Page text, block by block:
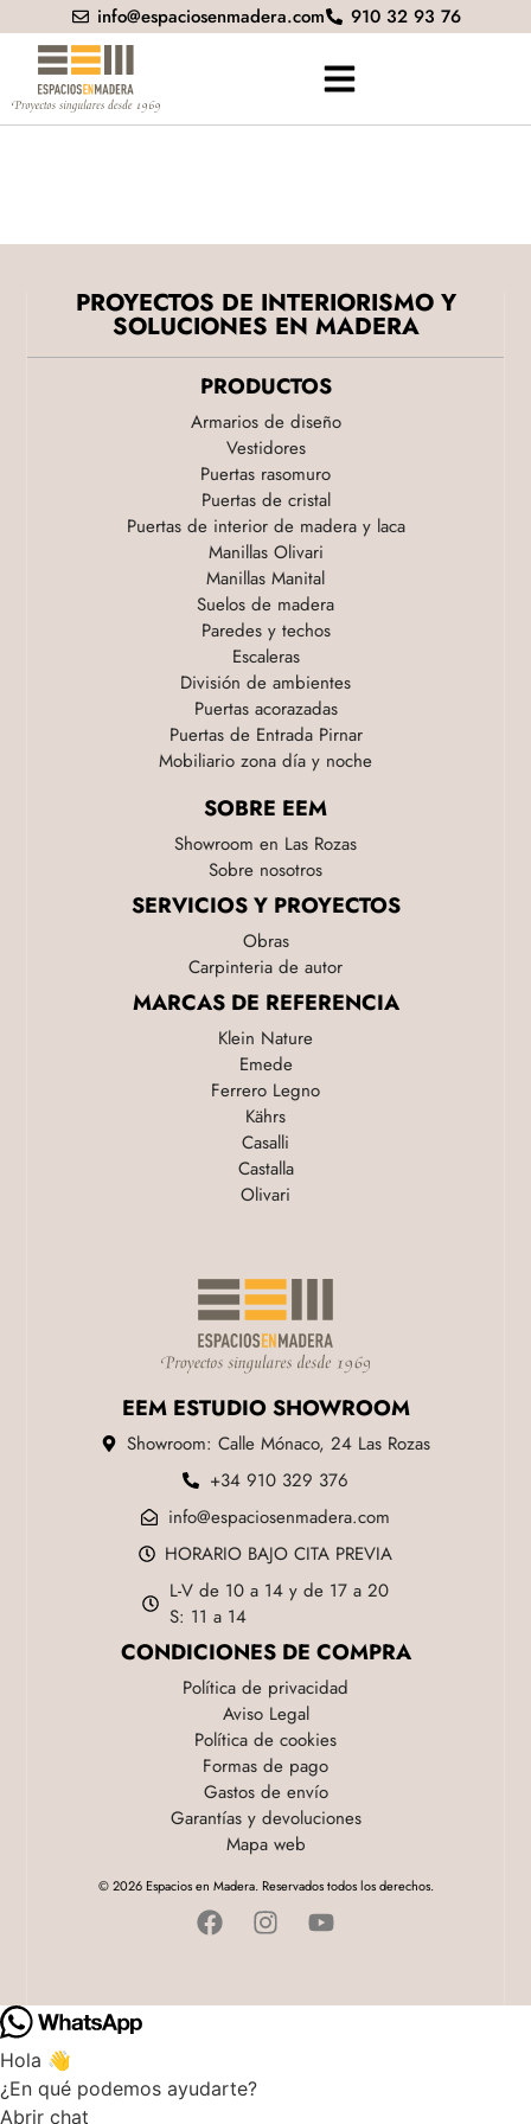
info@espaciosenmadera.com 910 32 93 76
PROYECTOS DE INTERIORISMO Y
SOLUCIONES EN MADERA
PRODUCTOS
Armarios de diseño
Vestidores
Puertas rasomuro
Puertas de cristal
Puertas de interior de madera y laca
Manillas Olivari
Manillas Manital
Suelos de madera
Paredes y techos
Escaleras
División de ambientes
Puertas acorazadas
Puertas de Entrada Pirnar
Mobiliario zona día y noche
SOBRE EEM
Showroom en Las Rozas
Sobre nosotros
SERVICIOS Y PROYECTOS
Obras
Carpinteria de autor
MARCAS DE REFERENCIA
Klein Nature
Emede
Ferrero Legno
Kährs
Casalli
Castalla
Olivari
EEM ESTUDIO SHOWROOM
Showroom: Calle Mónaco, 24 Las Rozas
+34 910 329 376
info@espaciosenmadera.com
HORARIO BAJO CITA PREVIA
L-V de 10 a 14 y de 17 a 20
S: 11 a 14
CONDICIONES DE COMPRA
Política de privacidad
Aviso Legal
Política de cookies
Formas de pago
Gastos de envío
Garantías y devoluciones
Mapa web
© 2026 Espacios en Madera. Reservados todos los derechos.
Hola 👋
¿En qué podemos ayudarte?
Abrir chat